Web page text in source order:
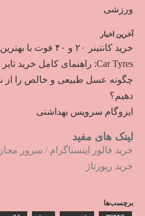
ورزشی
آخرین اخبار
خرید کانتینر ۲۰ و ۴۰ فوت با بهترین قیمت
Car Tyres: راهنمای کامل خرید تایر
چگونه عسل طبیعی و خالص را از
دهیم؟
ایزوگام سرویس بهداشتی
لینک های مفید
خرید فالور اینستاگرام / سرور
خرید رپورتاژ
برچسب‌ها